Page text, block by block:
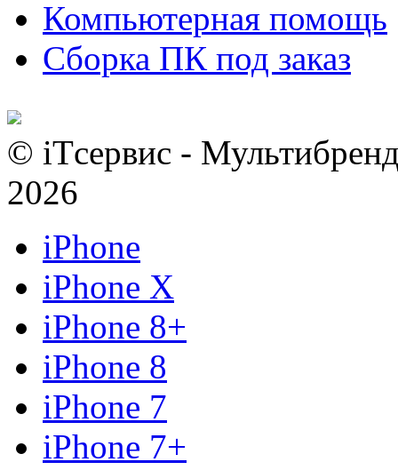
Компьютерная помощь
Сборка ПК под заказ
© iTсервис -
2026
iPhone
iPhone X
iPhone 8+
iPhone 8
iPhone 7
iPhone 7+